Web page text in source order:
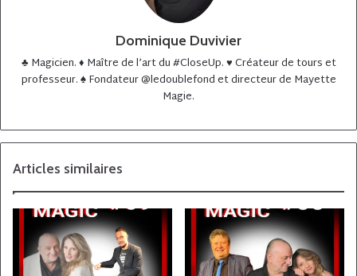
Dominique Duvivier
♣️ Magicien. ♦️ Maître de l’art du #CloseUp. ♥️ Créateur de tours et
professeur. ♠️ Fondateur @ledoublefond et directeur de Mayette
Magie.
Articles similaires